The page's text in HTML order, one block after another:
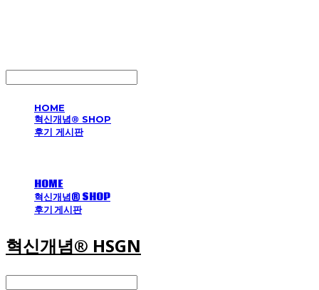
HOME
혁신개념® SHOP
후기 게시판
HOME
혁신개념® SHOP
후기 게시판
혁신개념® HSGN